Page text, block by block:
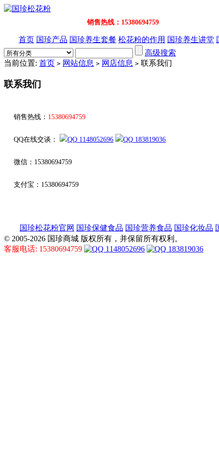
销售热线：15380694759
首页 国珍产品 国珍养生套餐 松花粉的作用 国珍养生讲堂
高级搜索
当前位置: 首页 > 网站信息 > 网店信息 > 联系我们
联系我们
销售热线： 15380694759
QQ在线交谈： 1148052696 183819036
微信：15380694759
支付宝：15380694759
国珍松花粉官网 国珍保健食品 国珍营养食品 国珍化妆品
© 2005-2026 国珍商城 版权所有，并保留所有权利。
客服电话: 15380694759
1148052696 183819036